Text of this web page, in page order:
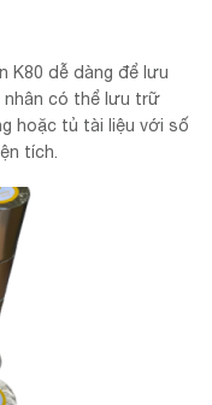
K80 dễ dàng để lưu
nhân có thể lưu trữ
hoặc tủ tài liệu với số
tích.